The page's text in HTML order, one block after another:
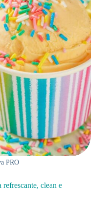
PRO
refrescante, clean e